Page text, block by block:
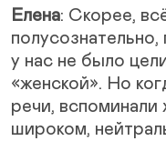
Елена: Скорее,
у нас не было
«женской». Но
речи, вспоминали
широком,